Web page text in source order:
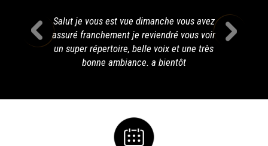
Salut je vous est vue dimanche vous avez
assuré franchement je reviendré vous voir
un super répertoire, belle voix et une très
bonne ambiance. a bientôt